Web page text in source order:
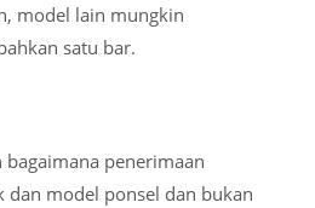
model lain mungkin
satu bar.
penerimaan
dan model ponsel dan bukan